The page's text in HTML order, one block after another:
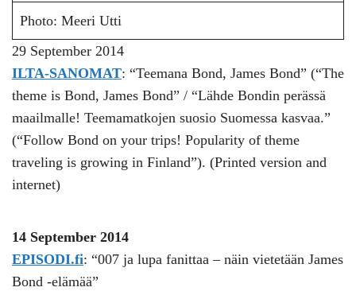
Photo: Meeri Utti
29 September 2014
ILTA-SANOMAT: “Teemana Bond, James Bond” (“The
theme is Bond, James Bond” / “Lähde Bondin perässä
maailmalle! Teemamatkojen suosio Suomessa kasvaa.”
(“Follow Bond on your trips! Popularity of theme
traveling is growing in Finland”). (Printed version and
internet)
14 September 2014
EPISODI.fi: “007 ja lupa fanittaa – näin vietetään James
Bond -elämää”